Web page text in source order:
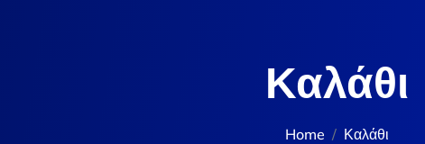
Καλάθι
Home Καλάθι